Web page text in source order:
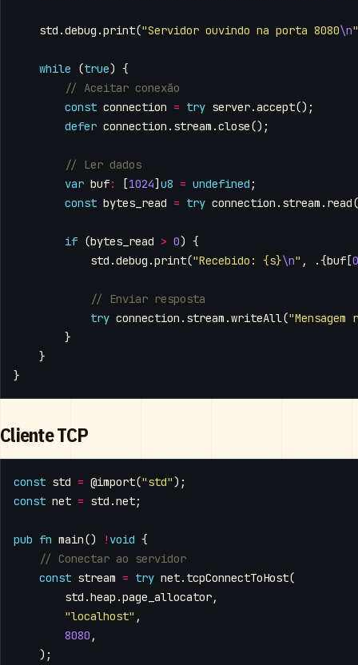
std .debug .print("Servidor ouvindo na porta 8080\n"
while (true) {
const connection = try server.accept();
defer connection . stream .close();
var buf: [1024] u8 = undefined ;
const bytes_read = try connection . stream . read(
if (bytes_read > 0) {
std .debug .print("Recebido: {s}\n" , .{buf [0
try connection . stream .writeAll(
}
}
}
Cliente TCP
const std = @import("std");
const net = std .net;
pub fn main() ! void {
const stream = try net. tcpConnectToHost(
std .heap .page_allocator,
"localhost" ,
8080 ,
);